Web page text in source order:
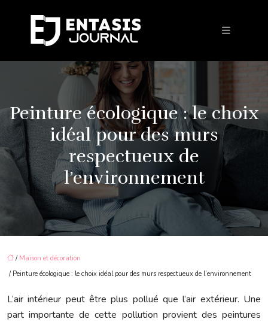
Peinture écologique : le choix
idéal pour des murs
respectueux de
l’environnement
/ Maison et décoration
/ Peinture écologique : le choix idéal pour des murs respectueux de l’environnement
L’air intérieur peut être plus pollué que l’air extérieur. Une
part importante de cette pollution provient des peintures